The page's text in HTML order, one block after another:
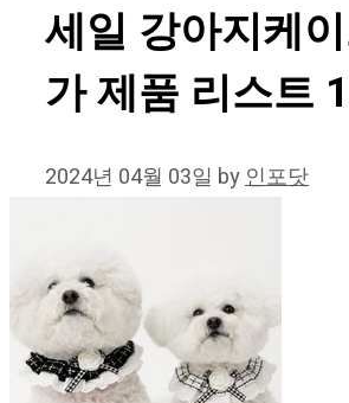
세일 강아지케
가 제품 리스트
2024년 04월 03일 by인포닷